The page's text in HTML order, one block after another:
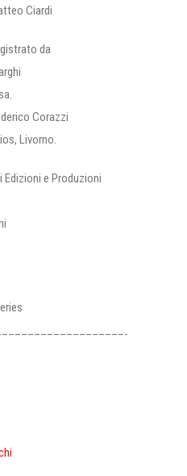
Ciardi
da
Corazzi
Livorno.
Edizioni e Produzioni